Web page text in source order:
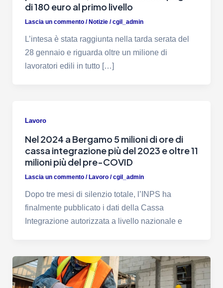
di 180 euro al primo livello
Lascia un commento / Notizie/cgil_admin
L’intesa è stata raggiunta nella tarda serata del
28 gennaio e riguarda oltre un milione di
lavoratori edili in tutto […]
Lavoro
Nel 2024 a Bergamo 5 milioni di ore di
cassa integrazione più del 2023 e oltre 11
milioni più del pre-COVID
Lascia un commento / Lavoro/cgil_admin
Dopo tre mesi di silenzio totale, l’INPS ha
finalmente pubblicato i dati della Cassa
Integrazione autorizzata a livello nazionale e